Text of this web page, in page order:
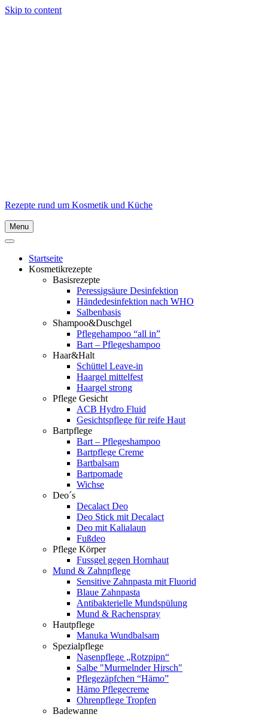
Skip to content
Rezepte rund um Kosmetik und Küche
Menu
Startseite
Kosmetikrezepte
Basisrezepte
Peressigsäure Desinfektion
Händedesinfektion nach WHO
Salbenbasis
Shampoo&Duschgel
Pflegehampoo “all in”
Bart – Pflegeshampoo
Haar&Halt
Schüttel Leave-in
Haargel mittelfest
Haargel strong
Pflege Gesicht
ACB Hydro Fluid
Gesichtspflege für reife Haut
Bartpflege
Bart – Pflegeshampoo
Bartpflege Creme
Bartbalsam
Bartpomade
Wichse
Deo´s
Decalact Deo
Deo Stick mit Decalact
Deo mit Kalialaun
Fußdeo
Pflege Körper
Fussgel gegen Hornhaut
Mund & Zahnpflege
Sensitive Zahnpasta mit Fluorid
Blaue Zahnpasta
Antibakterielle Mundspülung
Mund & Rachenspray
Hautpflege
Manuka Wundbalsam
Spezialpflege
Nasenpflege „Rotzpipn“
Salbe "Murmelnder Hirsch"
Pflegezäpfchen “Hämo”
Hämo Pflegecreme
Ohrenpflege Tropfen
Badewanne